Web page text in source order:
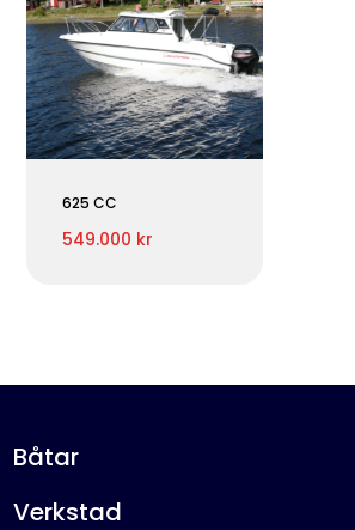
625 CC
549.000 kr
Båtar
Verkstad